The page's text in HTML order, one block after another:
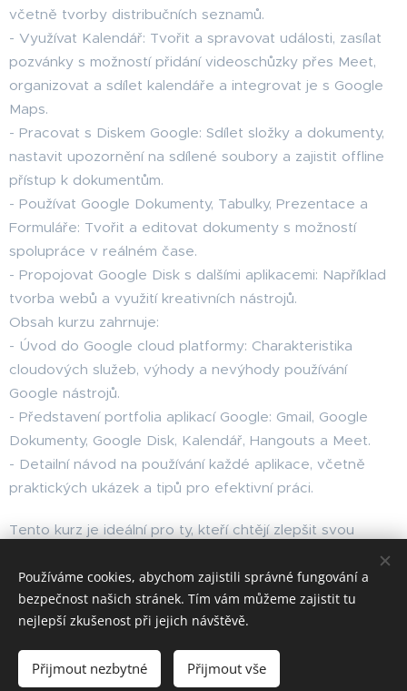
včetně tvorby distribučních seznamů.
- Využívat Kalendář: Tvořit a spravovat události, zasílat
pozvánky s možností přidání videoschůzky přes Meet,
organizovat a sdílet kalendáře a integrovat je s Google
Maps.
- Pracovat s Diskem Google: Sdílet složky a dokumenty,
nastavit upozornění na sdílené soubory a zajistit offline
přístup k dokumentům.
- Používat Google Dokumenty, Tabulky, Prezentace a
Formuláře: Tvořit a editovat dokumenty s možností
spolupráce v reálném čase.
- Propojovat Google Disk s dalšími aplikacemi: Například
tvorba webů a využití kreativních nástrojů.
Obsah kurzu zahrnuje:
- Úvod do Google cloud platformy: Charakteristika
cloudových služeb, výhody a nevýhody používání
Google nástrojů.
- Představení portfolia aplikací Google: Gmail, Google
Dokumenty, Google Disk, Kalendář, Hangouts a Meet.
- Detailní návod na používání každé aplikace, včetně
praktických ukázek a tipů pro efektivní práci.
Tento kurz je ideální pro ty, kteří chtějí zlepšit svou
Obrázky poskytlPexels
Cookies
Používáme cookies, abychom zajistili správné fungování a
bezpečnost našich stránek. Tím vám můžeme zajistit tu
nejlepší zkušenost při jejich návštěvě.
Přijmout nezbytné Přijmout vše